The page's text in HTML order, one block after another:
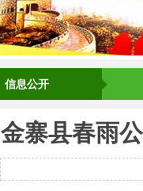
信息公开
金寨县春雨